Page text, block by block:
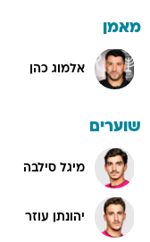
מאמן
אלמוג כהן
שוערים
מיגל סילבה
יהונתן עוזר